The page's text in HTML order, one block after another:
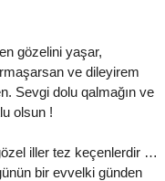
gözelini yaşar,
ve dileyirem
Sevgi dolu qalmağın ve
olsun !
iller tez keçenlerdir …
bir evvelki günden